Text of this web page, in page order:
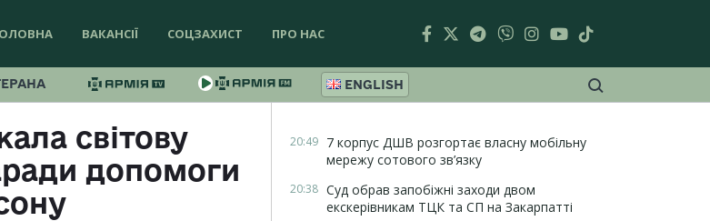
ВАКАНСІЇ СОЦЗАХИСТ ПРО НАС
ENGLISH
світову
допомоги
20:49 7 корпус ДШВ розгортає власну мобільну
мережу сотового зв’язку
20:38 Суд обрав запобіжні заходи двом
екскерівникам ТЦК та СП на Закарпатті